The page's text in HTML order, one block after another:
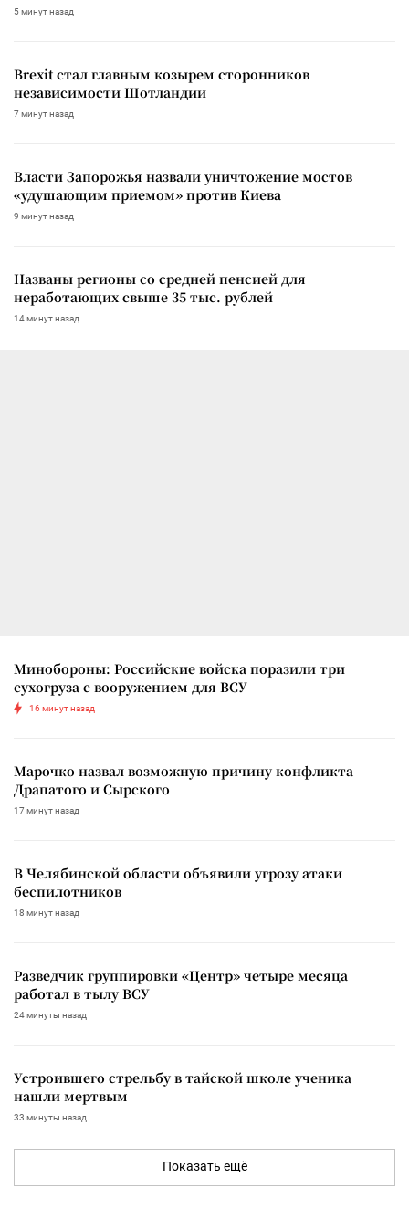
5 минут назад
Brexit стал главным козырем сторонников
независимости Шотландии
7 минут назад
Власти Запорожья назвали уничтожение мостов
«удушающим приемом» против Киева
9 минут назад
Названы регионы со средней пенсией для
неработающих свыше 35 тыс. рублей
14 минут назад
Минобороны: Российские войска поразили три
сухогруза с вооружением для ВСУ
16 минут назад
Марочко назвал возможную причину конфликта
Драпатого и Сырского
17 минут назад
В Челябинской области объявили угрозу атаки
беспилотников
18 минут назад
Разведчик группировки «Центр» четыре месяца
работал в тылу ВСУ
24 минуты назад
Устроившего стрельбу в тайской школе ученика
нашли мертвым
33 минуты назад
Показать ещё